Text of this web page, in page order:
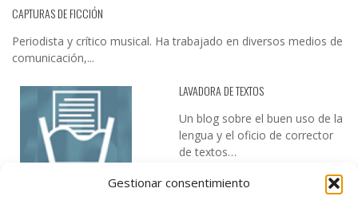
Gestionar consentimiento
CAPTURAS DE FICCIÓN
Periodista y crítico musical. Ha trabajado en diversos medios de
comunicación,...
LAVADORA DE TEXTOS
Un blog sobre el buen uso de la
lengua y el oficio de corrector
de textos…